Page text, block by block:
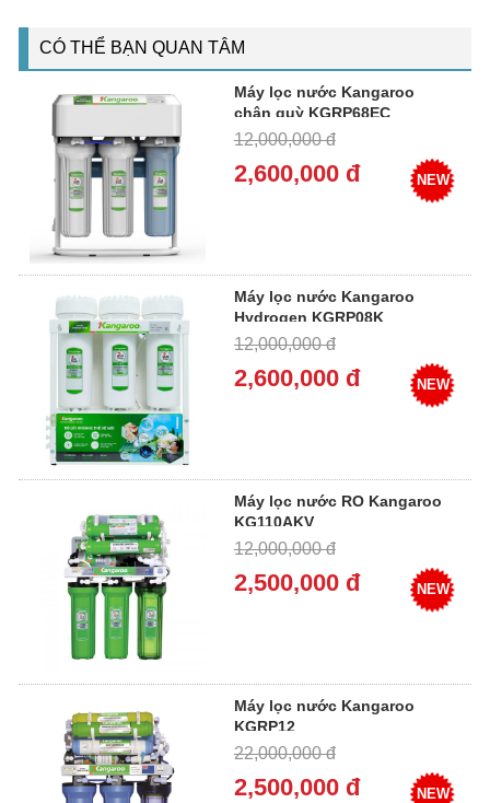
CÓ THỂ BẠN QUAN TÂM
Máy lọc nước Kangaroo
chân quỳ KGRP68EC
12,000,000 đ
2,600,000 đ NEW
Máy lọc nước Kangaroo
Hydrogen KGRP08K
12,000,000 đ
2,600,000 đ NEW
Máy lọc nước RO Kangaroo
KG110AKV
12,000,000 đ
2,500,000 đ NEW
Máy lọc nước Kangaroo
KGRP12
22,000,000 đ
2,500,000 đ NEW